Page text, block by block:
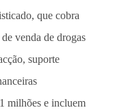
que cobra
venda de drogas
suporte
milhões e incluem